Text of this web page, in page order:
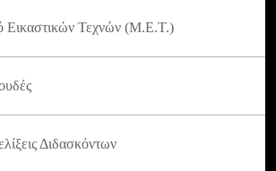
Εικαστικών Τεχνών (Μ.Ε.Τ.)
Διδασκόντων